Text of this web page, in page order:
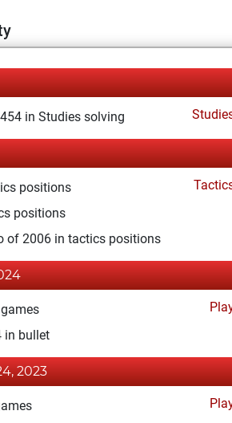
in Studies solving
positions
positions
of 2006 in tactics positions
in bullet
2023